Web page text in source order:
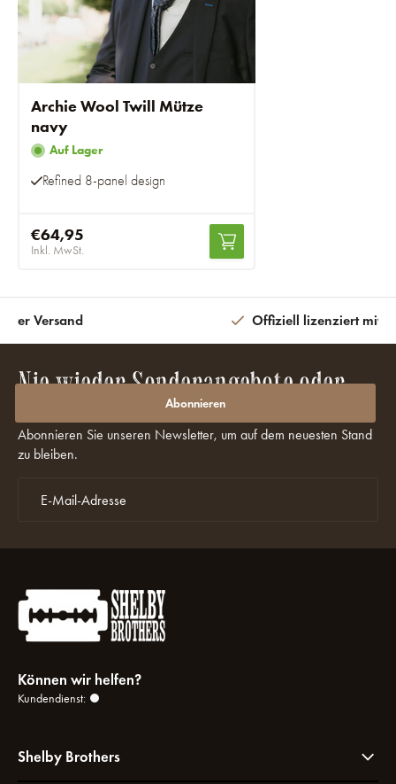
Archie Wool Twill Mütze
navy
Auf Lager
Refined 8-panel design
€64,95
Inkl. MwSt.
Versand Offiziell lizenziert mit
Nie wieder Sonderangebote oder
Rabatte verpassen?
Abonnieren Sie unseren Newsletter, um auf dem neuesten Stand
zu bleiben.
Abonnieren
Können wir helfen?
Kundendienst:
Shelby Brothers